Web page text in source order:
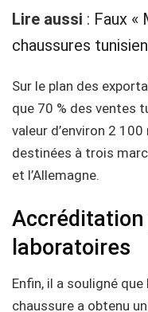
Lire aussi : Faux «
chaussures
Sur le plan des
que 70 % des ventes
valeur d’environ 2
destinées à trois
et l’Allemagne.
laboratoires
Enfin, il a souligné
chaussure a obtenu